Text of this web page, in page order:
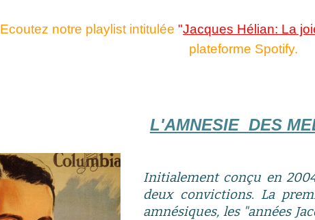
Ecoutez notre playlist intitulée "Jacques Hélian: La
plateforme Spotify.
L'AMNESIE DES
Initialement conçu en
deux convictions. La
amnésiques, les "années